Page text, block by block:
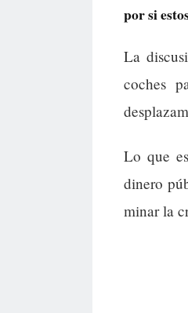
por si
La
coches
Lo que
dinero
minar la